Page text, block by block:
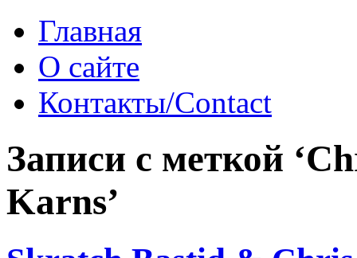
Главная
О сайте
Контакты/Contact
Записи с меткой
Karns’